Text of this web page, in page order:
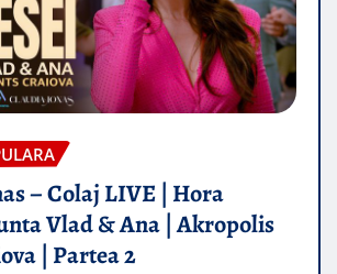
– Colaj LIVE | Hora
Vlad & Ana | Akropolis
| Partea 2